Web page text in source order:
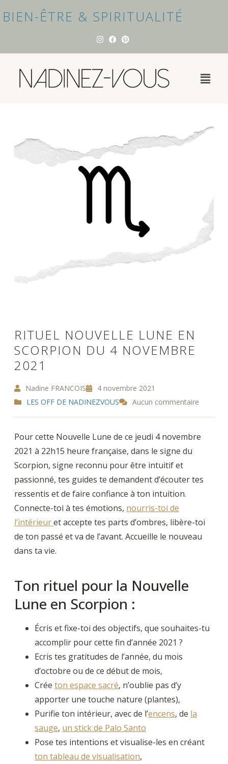
BIEN-ÊTRE & SPIRITUALITÉ
RITUEL NOUVELLE LUNE EN
SCORPION DU 4 NOVEMBRE
2021
Nadine FRANCOIS
4 novembre 2021
LES OFF DE NADINEZVOUS
Aucun commentaire
Pour cette Nouvelle Lune de ce jeudi 4 novembre
2021 à 22h15 heure française, dans le signe du
Scorpion, signe reconnu pour être intuitif et
passionné, tes guides te demandent d’écouter tes
ressentis et de faire confiance à ton intuition.
Connecte-toi à tes émotions, nourris-toi de
l’intérieuret accepte tes parts d’ombres, libère-toi
de ton passé et va de l’avant. Accueille le nouveau
dans ta vie.
Ton rituel pour la Nouvelle
Lune en Scorpion :
Écris et fixe-toi des objectifs, que souhaites-tu
accomplir pour cette fin d’année 2021 ?
Ecris tes gratitudes de l’année, du mois
d’octobre ou de ce début de mois,
Créeton espace sacré, n’oublie pas d’y
apporter une touche nature (plantes),
Purifie ton intérieur, avec de l’encens, de la
sauge, un stick de Palo Santo
Pose tes intentions et visualise-les en créant
ton tableau de visualisation,